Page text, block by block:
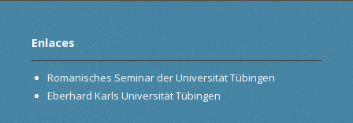
Enlaces
Romanisches Seminar der Universität Tübingen
Eberhard Karls Universität Tübingen